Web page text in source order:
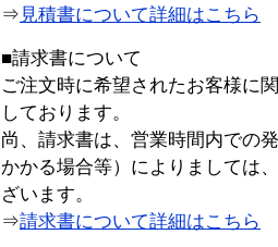
⇒ 見積書について詳細はこちら
■請求書について
ご注文時に希望されたお客様に
しております。
尚、請求書は、営業時間内での
かかる場合等）によりましては
ざいます。
⇒請求書について詳細はこちら